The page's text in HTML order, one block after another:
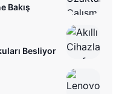
Bakış
Besliyor